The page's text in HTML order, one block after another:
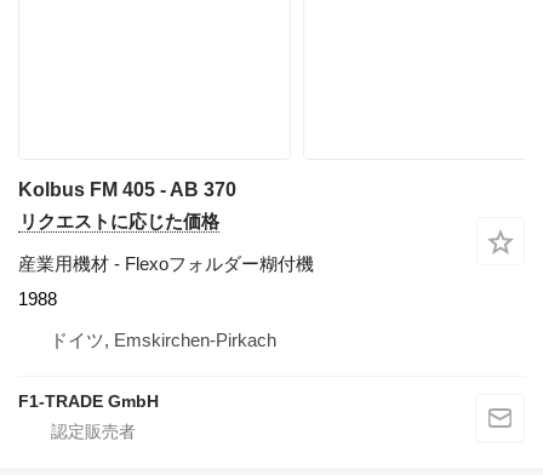
Kolbus FM 405 - AB 370
リクエストに応じた価格
産業用機材 - Flexoフォルダー糊付機
1988
ドイツ, Emskirchen-Pirkach
F1-TRADE GmbH